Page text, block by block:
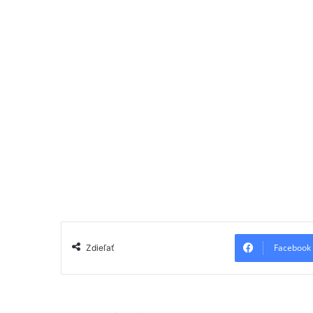
Zdieľať Facebook